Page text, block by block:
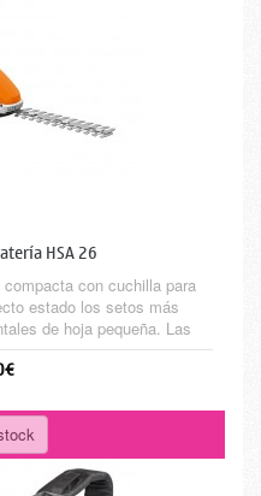
HSA 26
con cuchilla para
estado los setos más
de hoja pequeña. Las
optimizadas para garantizar
hierba incluida te permitirá